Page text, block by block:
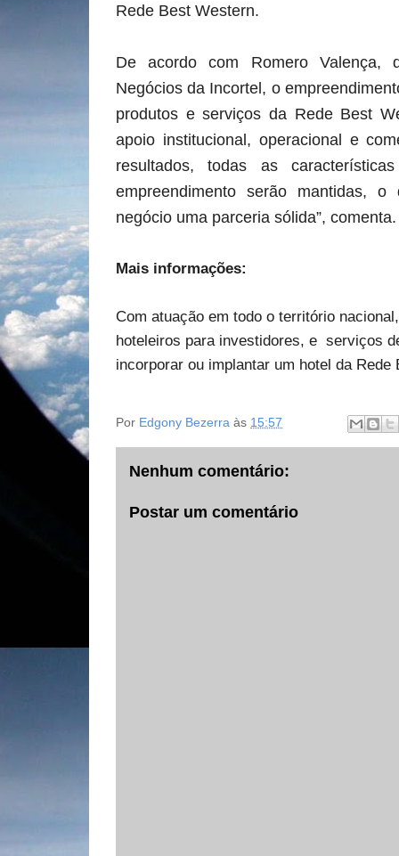
Rede Best Western.
De acordo com Romero Valença,
Negócios da Incortel, o
produtos e serviços da Rede Best
apoio institucional, operacional e
resultados, todas as
empreendimento serão mantidas,
negócio uma parceria sólida”, comenta.
Mais informações:
Com atuação em todo o território
hoteleiros para investidores, e serviços
incorporar ou implantar um hotel da Rede
Por Edgony Bezerra às 15:57
Nenhum comentário:
Postar um comentário